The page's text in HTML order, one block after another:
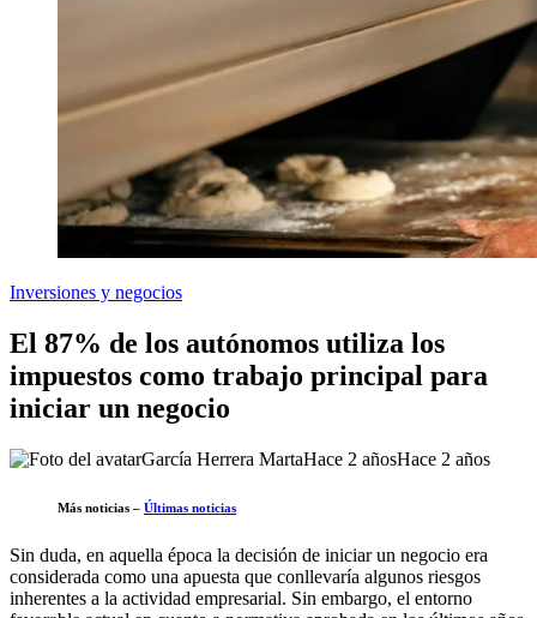
Inversiones y negocios
El 87% de los autónomos utiliza los
impuestos como trabajo principal para
iniciar un negocio
García Herrera MartaHace 2 añosHace 2 años
Más noticias – Últimas noticias
Sin duda, en aquella época la decisión de iniciar un negocio era
considerada como una apuesta que conllevaría algunos riesgos
inherentes a la actividad empresarial. Sin embargo, el entorno